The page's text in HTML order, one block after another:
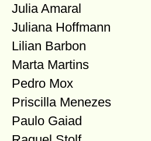
Julia Amaral
Juliana Hoffmann
Lilian Barbon
Marta Martins
Pedro Mox
Priscilla Menezes
Paulo Gaiad